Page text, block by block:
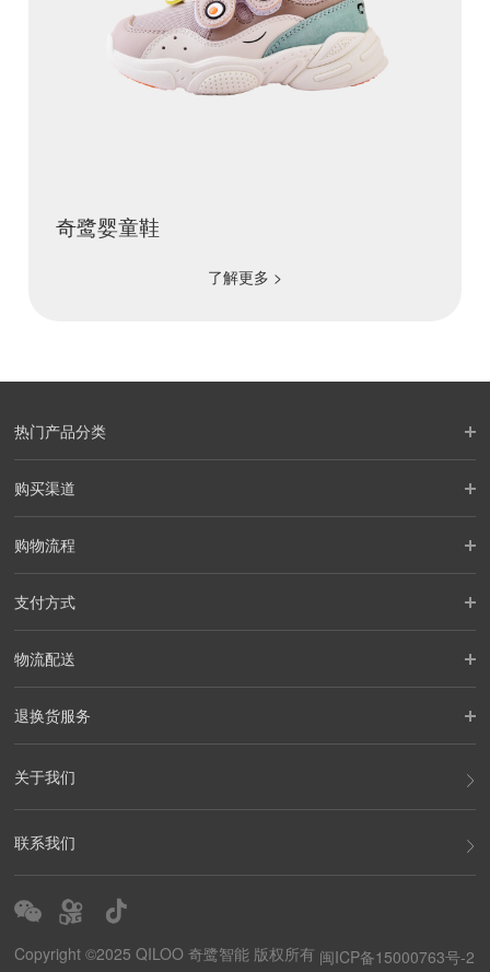
奇鹭婴童鞋
了解更多 >
热门产品分类
购买渠道
购物流程
支付方式
物流配送
退换货服务
关于我们
联系我们
Copyright ©2025 QILOO 奇鹭智能 版权所有 闽ICP备15000763号-2